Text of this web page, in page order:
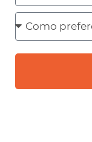
Como
prefere
receber
contato?